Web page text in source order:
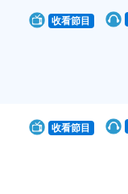
收看節目
收看節目